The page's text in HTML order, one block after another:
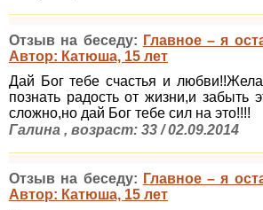
Отзыв на беседу: Главное – я
Автор: Катюша, 15 лет
Дай Бог тебе счастья и
познать радость от жизни,и забыть
сложно,но дай Бог тебе сил на это!!!!
Галина , возраст: 33 / 02.09.2014
Отзыв на беседу: Главное – я
Автор: Катюша, 15 лет